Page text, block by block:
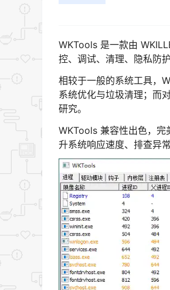
WKTools 是一款由
控、调试、清理、隐私防
相较于一般的系统工具，
系统优化与垃圾清理；而
研究。
WKTools 兼容性出色，
升系统响应速度、排查异